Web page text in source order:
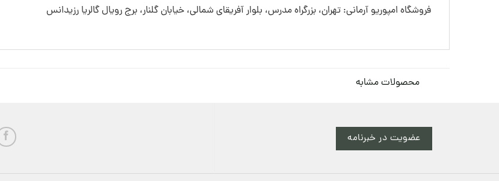
فروشگاه امپوریو آرمانی: تهران، بزرگراه مدرس، بلوار آفریقای شمالی، خیابان گلنار، برج رویال گالریا رزیدانس
محصولات مشابه
عضویت در خبرنامه